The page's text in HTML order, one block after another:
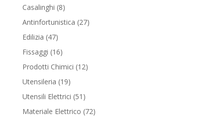
Casalinghi 88
products
Antinfortunistica 2727
Edilizia 4747
products
Fissaggi 1616
products
Prodotti Chimici 1212
Utensileria 1919
products
Utensili Elettrici 51 51
products
Materiale Elettrico 7272